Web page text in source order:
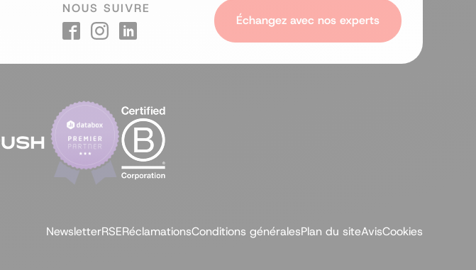
NOUS SUIVRE
Échangez avec nos experts
NewsletterRSERéclamationsConditions généralesPlan du siteAvisCookies